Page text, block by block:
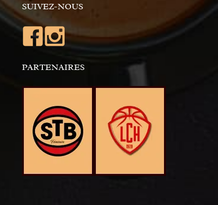
SUIVEZ-NOUS
PARTENAIRES